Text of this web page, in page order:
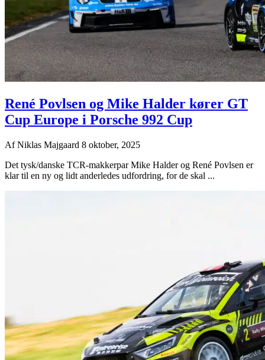
René Povlsen og Mike Halder kører GT
Cup Europe i Porsche 992 Cup
AfNiklas Majgaard 8 oktober, 2025
Det tysk/danske TCR-makkerpar Mike Halder og René Povlsen er
klar til en ny og lidt anderledes udfordring, for de skal ...